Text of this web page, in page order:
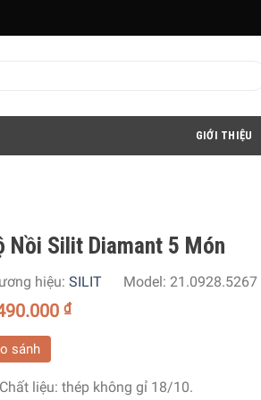
GIỚI THIỆU
Nồi Silit Diamant 5 Món
hiệu: SILIT Model: 21.0928.5267
₫
sánh
Chất liệu: thép không gỉ 18/10.